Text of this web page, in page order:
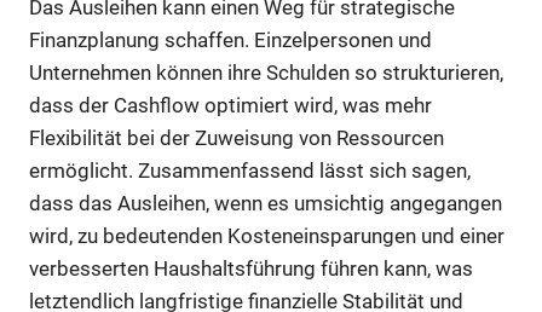
Das Ausleihen kann einen Weg für strategische
Finanzplanung schaffen. Einzelpersonen und
Unternehmen können ihre Schulden so strukturieren,
dass der Cashflow optimiert wird, was mehr
Flexibilität bei der Zuweisung von Ressourcen
ermöglicht. Zusammenfassend lässt sich sagen,
dass das Ausleihen, wenn es umsichtig angegangen
wird, zu bedeutenden Kosteneinsparungen und einer
verbesserten Haushaltsführung führen kann, was
letztendlich langfristige finanzielle Stabilität und